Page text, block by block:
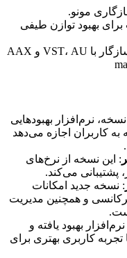
مونو.
برای بهبود توازن طیفی
: سازگار با VST، AU و AAX
نرم‌افزار بهبودهایی
به کاربران اجازه می‌دهد
: این نسخه از نرخ‌های
: نسخه جدید امکانات
و همچنین مدیریت
بهبود یافته و
کاربری بهتری برای